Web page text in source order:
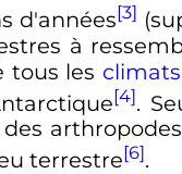
d'années[3]
à
tous les climats
[4].
terrestre[6].